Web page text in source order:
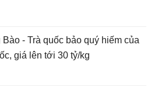
- Trà quốc bảo quý hiếm của
giá lên tới 30 tỷ/kg